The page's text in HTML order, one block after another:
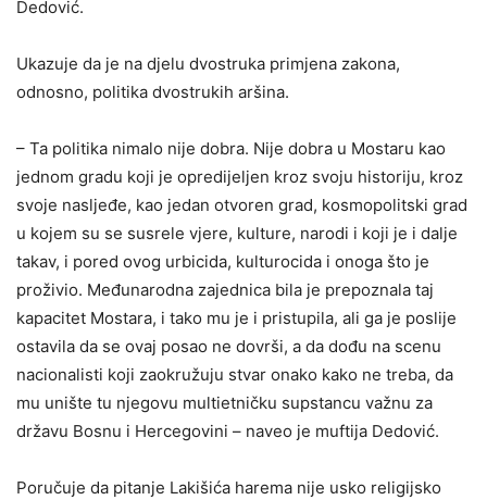
Dedović.
Ukazuje da je na djelu dvostruka primjena zakona,
odnosno, politika dvostrukih aršina.
– Ta politika nimalo nije dobra. Nije dobra u Mostaru kao
jednom gradu koji je opredijeljen kroz svoju historiju, kroz
svoje nasljeđe, kao jedan otvoren grad, kosmopolitski grad
u kojem su se susrele vjere, kulture, narodi i koji je i dalje
takav, i pored ovog urbicida, kulturocida i onoga što je
proživio. Međunarodna zajednica bila je prepoznala taj
kapacitet Mostara, i tako mu je i pristupila, ali ga je poslije
ostavila da se ovaj posao ne dovrši, a da dođu na scenu
nacionalisti koji zaokružuju stvar onako kako ne treba, da
mu unište tu njegovu multietničku supstancu važnu za
državu Bosnu i Hercegovini – naveo je muftija Dedović.
Poručuje da pitanje Lakišića harema nije usko religijsko